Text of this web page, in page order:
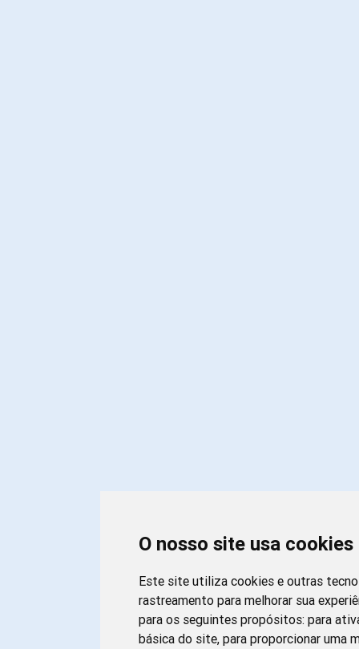
O nosso site usa cookies
Este site utiliza cookies e outras
rastreamento para melhorar sua
para os seguintes propósitos: para
básica do site, para proporcionar uma